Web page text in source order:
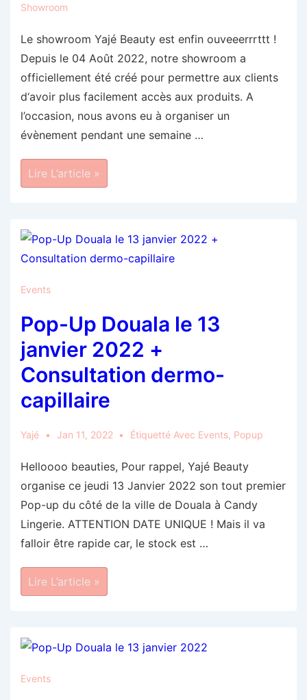
Showroom
Le showroom Yajé Beauty est enfin ouveeerrrttt !
Depuis le 04 Août 2022, notre showroom a
officiellement été créé pour permettre aux clients
d‘avoir plus facilement accès aux produits. A
l’occasion, nous avons eu à organiser un
évènement pendant une semaine …
Le
Showroom
Yajé
Lire L’article »
Events
Pop-Up Douala le 13
janvier 2022 +
Consultation dermo-
capillaire
Yajé Jan 11, 2022 Étiquetté Avec Events, Popup
Helloooo beauties, Pour rappel, Yajé Beauty
organise ce jeudi 13 Janvier 2022 son tout premier
Pop-up du côté de la ville de Douala à Candy
Lingerie. ATTENTION DATE UNIQUE ! Mais il va
falloir être rapide car, le stock est …
Pop-
Up
Douala
2022
+
Dermo-
Capillaire
Lire L’article »
Events